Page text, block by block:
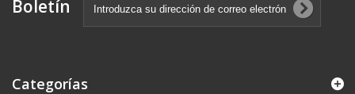
Boletín
Categorías